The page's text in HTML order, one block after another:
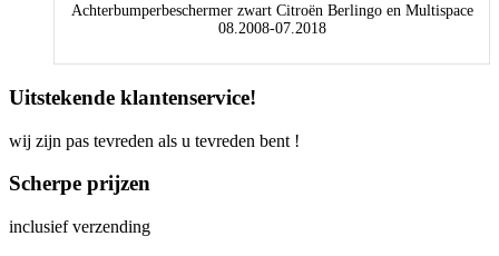
Achterbumperbeschermer zwart Citroën Berlingo en Multispace
08.2008-07.2018
Uitstekende klantenservice!
wij zijn pas tevreden als u tevreden bent !
Scherpe prijzen
inclusief verzending